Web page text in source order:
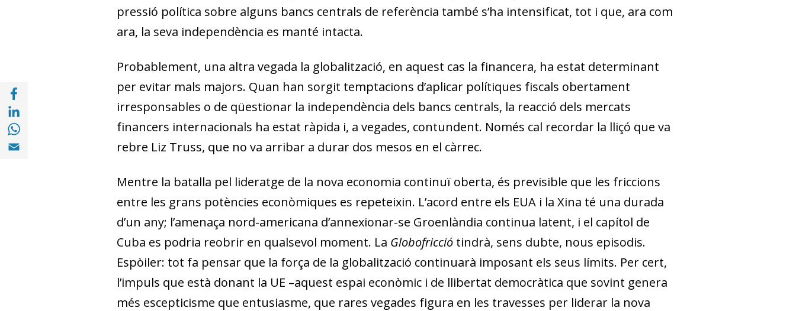
Compartir a Facebook (opens in a new window)
Compartir a with Linkedin (opens in a new window)
Compartir a with Whatsapp (opens in a new window)
Compartir a Email (opens in a new window)
pressió política sobre alguns bancs centrals de referència també s’ha intensificat, tot i que, ara com
ara, la seva independència es manté intacta.
Probablement, una altra vegada la globalització, en aquest cas la financera, ha estat determinant
per evitar mals majors. Quan han sorgit temptacions d’aplicar polítiques fiscals obertament
irresponsables o de qüestionar la independència dels bancs centrals, la reacció dels mercats
financers internacionals ha estat ràpida i, a vegades, contundent. Només cal recordar la lliçó que va
rebre Liz Truss, que no va arribar a durar dos mesos en el càrrec.
Mentre la batalla pel lideratge de la nova economia continuï oberta, és previsible que les friccions
entre les grans potències econòmiques es repeteixin. L’acord entre els EUA i la Xina té una durada
d’un any; l’amenaça nord-americana d’annexionar-se Groenlàndia continua latent, i el capítol de
Cuba es podria reobrir en qualsevol moment. La Globofricció tindrà, sens dubte, nous episodis.
Espòiler: tot fa pensar que la força de la globalització continuarà imposant els seus límits. Per cert,
l’impuls que està donant la UE –aquest espai econòmic i de llibertat democràtica que sovint genera
més escepticisme que entusiasme, que rares vegades figura en les travesses per liderar la nova